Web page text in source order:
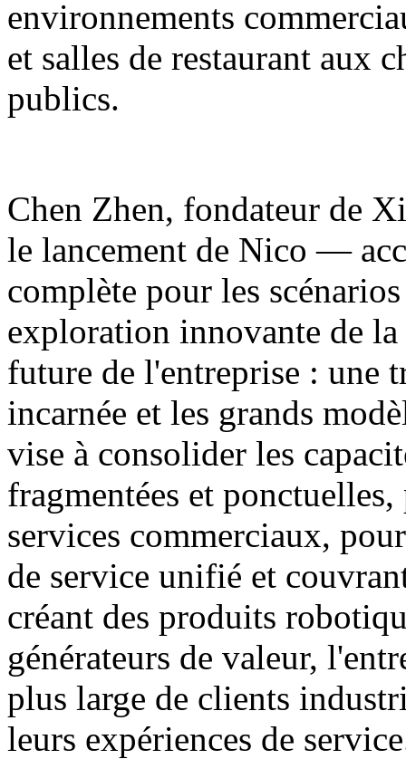
environnements
et salles de restaurant aux
publics.
Chen Zhen, fondateur de
le lancement de Nico —
complète pour les
exploration innovante de
future de l'entreprise : une
incarnée et les grands
vise à consolider les
fragmentées et ponctuelles,
services commerciaux,
de service unifié et
créant des produits
générateurs de valeur,
plus large de clients
leurs expériences de